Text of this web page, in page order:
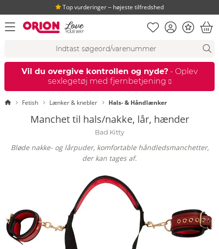
Top vurderinger ‒ højeste tilfredshed
åbn menu Huskeseddel
Kundekonto
Bonus
Vil du overgive kontrollen og nyde? - Oplev
sexlegetøj med fjernbetjening
Startside
Fetish Lænker & knebler Hals- & Håndlænker
Manchet til hals/nakke, lår, hænder
Bad Kitty
Bløde nakke- og lårpuder, komfortable håndledsmanchetter,
der kan tages af.